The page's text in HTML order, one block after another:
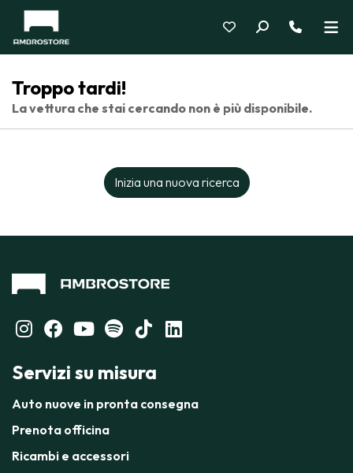
Troppo tardi!
La vettura che stai cercando non è più disponibile.
Inizia una nuova ricerca
Servizi su misura
Auto nuove in pronta consegna
Prenota officina
Ricambi e accessori